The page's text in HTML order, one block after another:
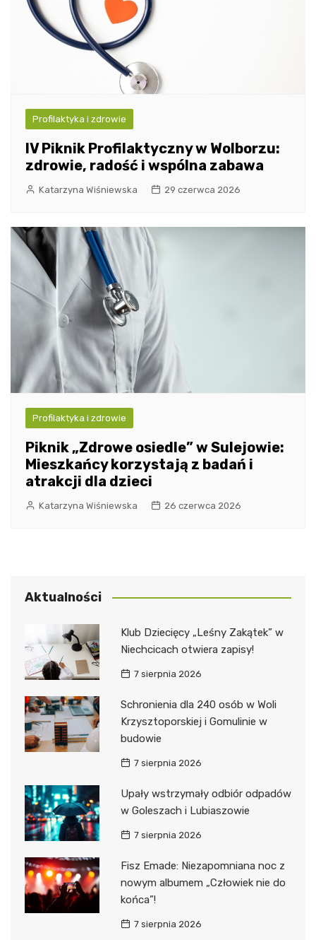
Profilaktyka i zdrowie
IV Piknik Profilaktyczny w Wolborzu:
zdrowie, radość i wspólna zabawa
Katarzyna Wiśniewska 29 czerwca 2026
Profilaktyka i zdrowie
Piknik „Zdrowe osiedle” w Sulejowie:
Mieszkańcy korzystają z badań i
atrakcji dla dzieci
Katarzyna Wiśniewska 26 czerwca 2026
Aktualności
Klub Dziecięcy „Leśny Zakątek” w
Niechcicach otwiera zapisy!
7 sierpnia 2026
Schronienia dla 240 osób w Woli
Krzysztoporskiej i Gomulinie w
budowie
7 sierpnia 2026
Upały wstrzymały odbiór odpadów
w Goleszach i Lubiaszowie
7 sierpnia 2026
Fisz Emade: Niezapomniana noc z
nowym albumem „Człowiek nie do
końca”!
7 sierpnia 2026